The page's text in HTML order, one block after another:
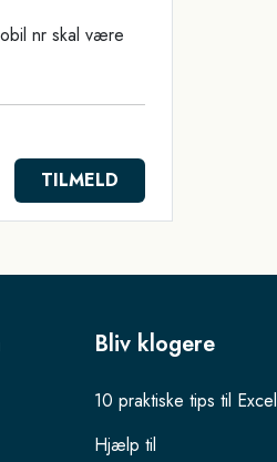
nr skal være
Bliv klogere
10 praktiske tips til Excel
Hjælp til